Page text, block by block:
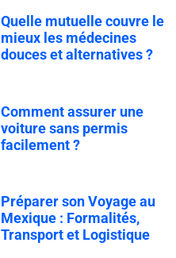
Quelle mutuelle couvre le
mieux les médecines
douces et alternatives ?
Comment assurer une
voiture sans permis
facilement ?
Préparer son Voyage au
Mexique : Formalités,
Transport et Logistique